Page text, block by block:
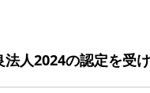
法人2024の認定を受